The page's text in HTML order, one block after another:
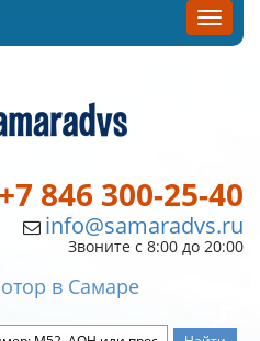
+7 846 300-25-40
info@samaradvs.ru
Звоните с 8:00 до 20:00
в Самаре